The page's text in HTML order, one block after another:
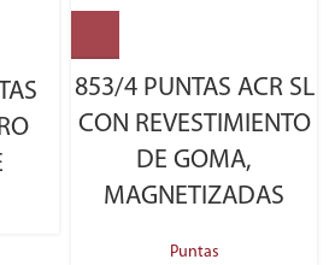
853/4 PUNTAS ACR SL
CON REVESTIMIENTO
DE GOMA,
MAGNETIZADAS
Puntas